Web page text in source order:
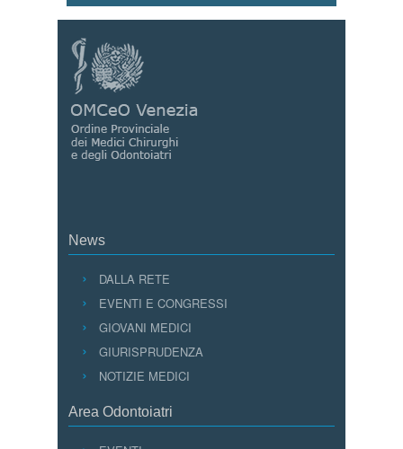
News
DALLA RETE
EVENTI E CONGRESSI
GIOVANI MEDICI
GIURISPRUDENZA
NOTIZIE MEDICI
Area Odontoiatri